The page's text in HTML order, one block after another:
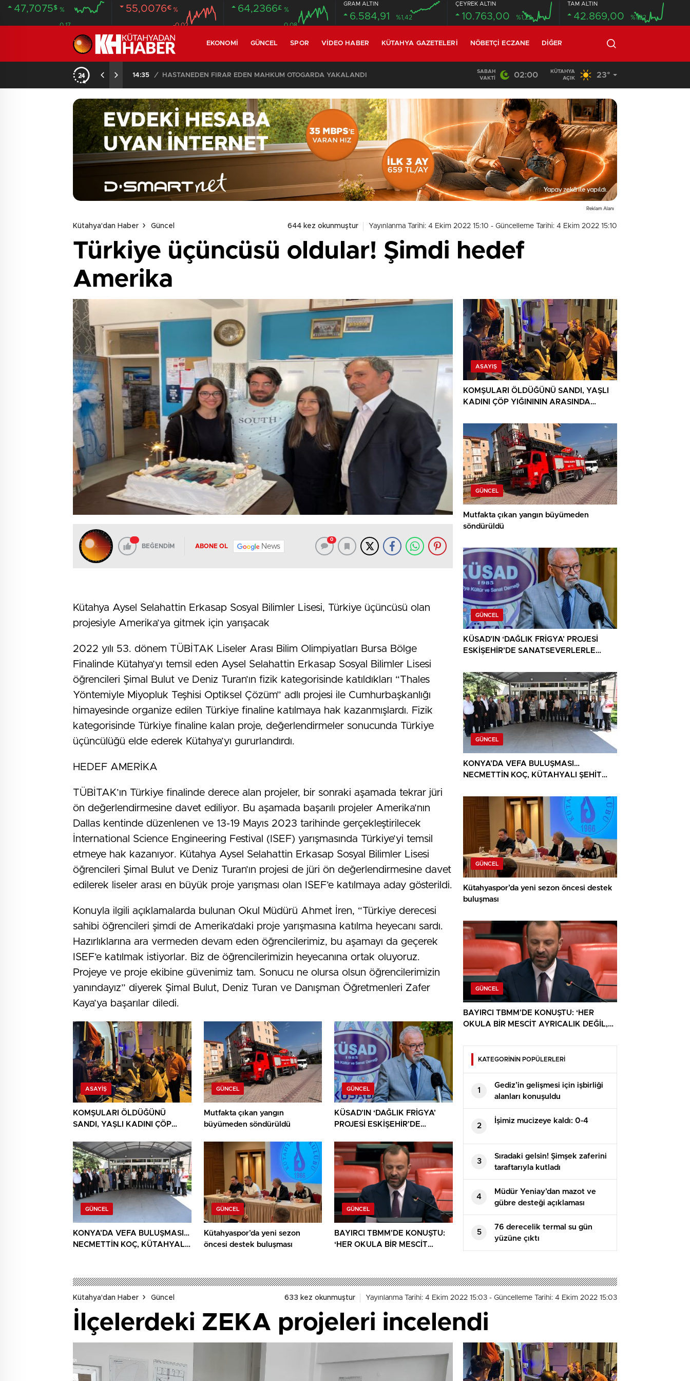
47,7075$ %
0.17
55,0076€ %
-0.02
64,2366£ %
0.08
GRAM ALTIN
6.584,91 %1,42
ÇEYREK ALTIN
10.763,00 %1,22
TAM ALTIN
42.869,00 %1,22
EKONOMI GÜNCEL SPOR VIDEO HABER KÜTAHYA GAZETELERI NÖBETÇI ECZANE DIĞER
20:58 / 12:49 / 17 YAŞINDAKİ GENCİN CANSIZ BEDENİ ORMANLIK
SABAH
VAKTI
02:00
KÜTAHYA
AÇIK
23°
Reklam Alanı
Kütahya'dan Haber Güncel 644 kez okunmuştur Yayınlanma Tarihi: 4 Ekim 2022 15:10 - Güncelleme Tarihi: 4 Ekim 2022 15:10
Türkiye üçüncüsü oldular! Şimdi hedef
Amerika
BEĞENDİM ABONE OL News
0
Kütahya Aysel Selahattin Erkasap Sosyal Bilimler Lisesi, Türkiye üçüncüsü olan
projesiyle Amerika’ya gitmek için yarışacak
2022 yılı 53. dönem TÜBİTAK Liseler Arası Bilim Olimpiyatları Bursa Bölge
Finalinde Kütahya’yı temsil eden Aysel Selahattin Erkasap Sosyal Bilimler Lisesi
öğrencileri Şimal Bulut ve Deniz Turan’ın fizik kategorisinde katıldıkları “Thales
Yöntemiyle Miyopluk Teşhisi Optiksel Çözüm” adlı projesi ile Cumhurbaşkanlığı
himayesinde organize edilen Türkiye finaline katılmaya hak kazanmışlardı. Fizik
kategorisinde Türkiye finaline kalan proje, değerlendirmeler sonucunda Türkiye
üçüncülüğü elde ederek Kütahya’yı gururlandırdı.
HEDEF AMERİKA
TÜBİTAK’ın Türkiye finalinde derece alan projeler, bir sonraki aşamada tekrar jüri
ön değerlendirmesine davet ediliyor. Bu aşamada başarılı projeler Amerika’nın
Dallas kentinde düzenlenen ve 13-19 Mayıs 2023 tarihinde gerçekleştirilecek
İnternational Science Engineering Festival (ISEF) yarışmasında Türkiye’yi temsil
etmeye hak kazanıyor. Kütahya Aysel Selahattin Erkasap Sosyal Bilimler Lisesi
öğrencileri Şimal Bulut ve Deniz Turan’ın projesi de jüri ön değerlendirmesine davet
edilerek liseler arası en büyük proje yarışması olan ISEF’e katılmaya aday gösterildi.
Konuyla ilgili açıklamalarda bulunan Okul Müdürü Ahmet İren, “Türkiye derecesi
sahibi öğrencileri şimdi de Amerika’daki proje yarışmasına katılma heyecanı sardı.
Hazırlıklarına ara vermeden devam eden öğrencilerimiz, bu aşamayı da geçerek
ISEF’e katılmak istiyorlar. Biz de öğrencilerimizin heyecanına ortak oluyoruz.
Projeye ve proje ekibine güvenimiz tam. Sonucu ne olursa olsun öğrencilerimizin
yanındayız” diyerek Şimal Bulut, Deniz Turan ve Danışman Öğretmenleri Zafer
Kaya’ya başarılar diledi.
ASAYIŞ
KOMŞULARI ÖLDÜĞÜNÜ
SANDI, YAŞLI KADINI ÇÖP
BULUNDU
GÜNCEL
Mutfakta çıkan yangın
büyümeden söndürüldü
GÜNCEL
KÜSAD’IN ‘DAĞLIK FRİGYA’
PROJESİ ESKİŞEHİR’DE
BULUŞUYOR
GÜNCEL
KONYA’DA VEFA BULUŞMASI…
NECMETTİN KOÇ, KÜTAHYALI
GÜNCEL
Kütahyaspor’da yeni sezon
öncesi destek buluşması
GÜNCEL
BAYIRCI TBMM’DE KONUŞTU:
‘HER OKULA BİR MESCİT
ASAYIŞ
KOMŞULARI ÖLDÜĞÜNÜ SANDI, YAŞLI
KADINI ÇÖP YIĞINININ ARASINDA
GÜNCEL
Mutfakta çıkan yangın büyümeden
söndürüldü
GÜNCEL
KÜSAD’IN ‘DAĞLIK FRİGYA’ PROJESİ
ESKİŞEHİR’DE SANATSEVERLERLE
GÜNCEL
KONYA’DA VEFA BULUŞMASI…
NECMETTİN KOÇ, KÜTAHYALI ŞEHİT
GÜNCEL
Kütahyaspor’da yeni sezon öncesi destek
buluşması
GÜNCEL
BAYIRCI TBMM’DE KONUŞTU: ‘HER
OKULA BİR MESCİT AYRICALIK DEĞİL,
KATEGORİNİN POPÜLERLERİ
1
Gediz’in gelişmesi için işbirliği
alanları konuşuldu
2
İşimiz mucizeye kaldı: 0-4
3
Sıradaki gelsin! Şimşek zaferini
taraftarıyla kutladı
4
Müdür Yeniay’dan mazot ve
gübre desteği açıklaması
5
76 derecelik termal su gün
yüzüne çıktı
Kütahya'dan Haber Güncel 633 kez okunmuştur Yayınlanma Tarihi: 4 Ekim 2022 15:03 - Güncelleme Tarihi: 4 Ekim 2022 15:03
İlçelerdeki ZEKA projeleri incelendi